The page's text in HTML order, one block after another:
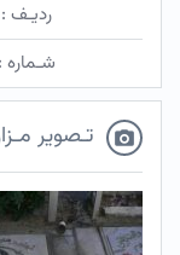
ردیـف :
شـماره :
تـصویر